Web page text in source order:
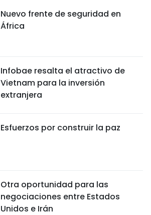
Nuevo frente de seguridad en
África
Infobae resalta el atractivo de
Vietnam para la inversión
extranjera
Esfuerzos por construir la paz
Otra oportunidad para las
negociaciones entre Estados
Unidos e Irán